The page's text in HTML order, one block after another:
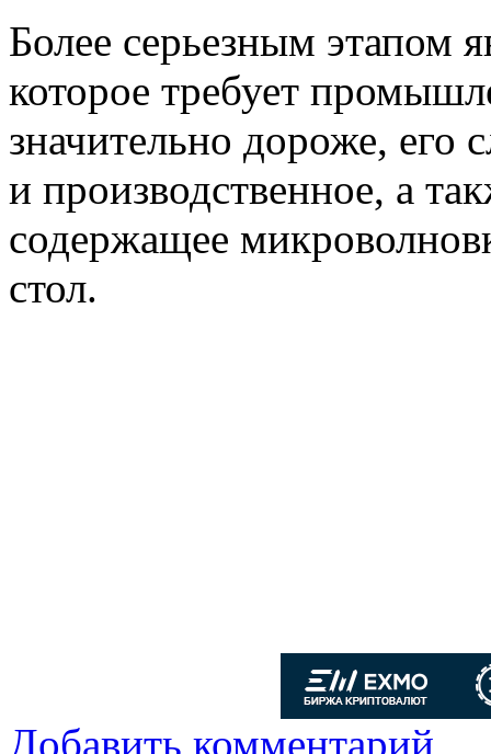
Более серьезным этапом
которое требует
значительно дороже, его
и производственное, а
содержащее
стол.
Добавить комментарий